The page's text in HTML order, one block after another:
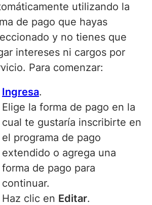
utilizando la
de pago que hayas
y no tienes que
intereses ni cargos por
Para comenzar:
Ingresa.
Elige la forma de pago en la
cual te gustaría inscribirte en
el programa de pago
extendido o agrega una
forma de pago para
continuar.
Haz clic en Editar.